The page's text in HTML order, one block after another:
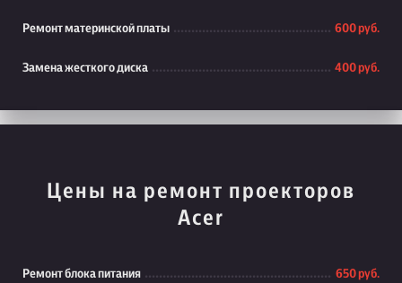
Ремонт материнской платы 600 руб.
Замена жесткого диска 400 руб.
Цены на ремонт проекторов
Acer
Ремонт блока питания 650 руб.